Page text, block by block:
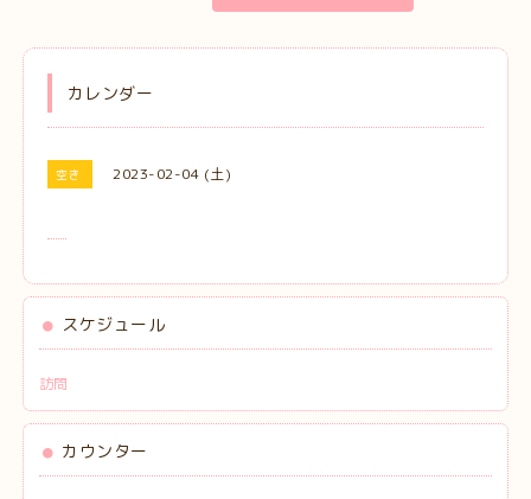
カレンダー
空き 2023-02-04 (土)
スケジュール
訪問
カウンター